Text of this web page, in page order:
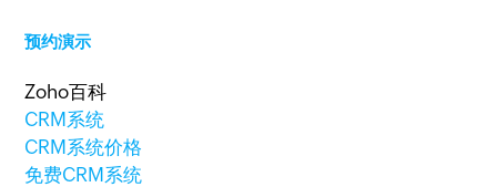
预约演示
Zoho百科
CRM系统
CRM系统价格
免费CRM系统